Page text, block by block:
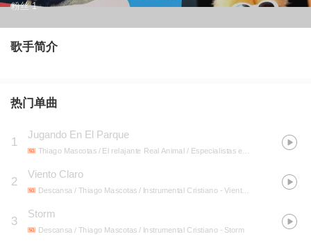
粉丝 1
歌手简介
热门单曲
1
Jugando En El Parque
Thiago Mascotas / El relajante Real Animal / Especialistas en Música para Mascotas
2
Viento Claro
Descansa / Thiago Mascotas / Instrumental Cristiano- Viento Claro
3
Storm
Descansa / Thiago Mascotas / Instrumental Cristiano- Storm